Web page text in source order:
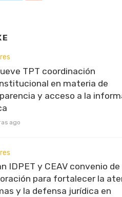
TPT coordinación
en materia de
y acceso a la
ago
IDPET y CEAV convenio de
para fortalecer la
y la defensa jurídica en